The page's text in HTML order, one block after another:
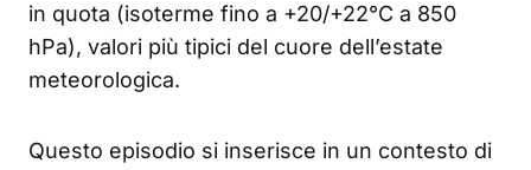
in quota (isoterme fino a +20/+22°C a 850
hPa), valori più tipici del cuore dell’estate
meteorologica.
Questo episodio si inserisce in un contesto di